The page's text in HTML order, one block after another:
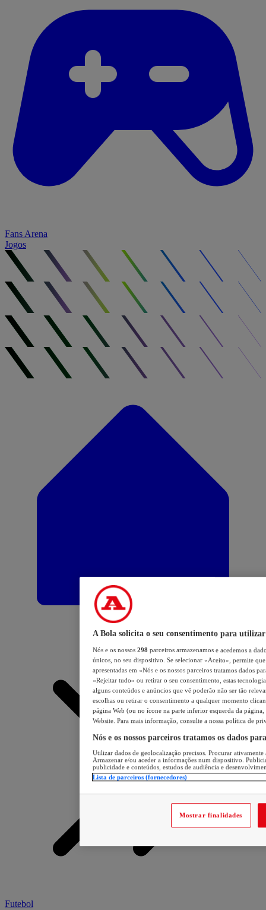
Fans Arena
Jogos
Futebol
A Bola solicita o seu consentimento para utilizar
Nós e os nossos 298 parceiros armazenamos e acedemos a
únicos, no seu dispositivo. Se selecionar «Aceito», permite
apresentadas em «Nós e os nossos parceiros tratamos dados
«Rejeitar tudo» ou retirar o seu consentimento, estas
alguns conteúdos e anúncios que vê poderão não ser tão
escolhas ou retirar o consentimento a qualquer momento
página Web (ou no ícone na parte inferior esquerda da página,
Website. Para mais informação, consulte a nossa política de
Nós e os nossos parceiros tratamos os dados
Utilizar dados de geolocalização precisos. Procurar
Armazenar e/ou aceder a informações num dispositivo.
publicidade e conteúdos, estudos de audiência e
Lista de parceiros (fornecedores)
Mostrar finalidades